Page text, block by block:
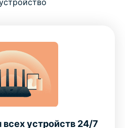
устройств 24/7